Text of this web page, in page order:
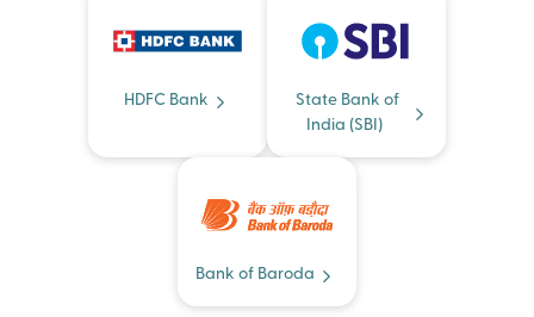
HDFC Bank
State Bank of
India (SBI)
Bank of Baroda